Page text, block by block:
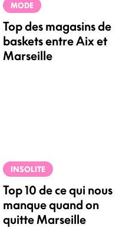
MODE
Top des magasins de
baskets entre Aix et
Marseille
INSOLITE
Top 10 de ce qui nous
manque quand on
quitte Marseille